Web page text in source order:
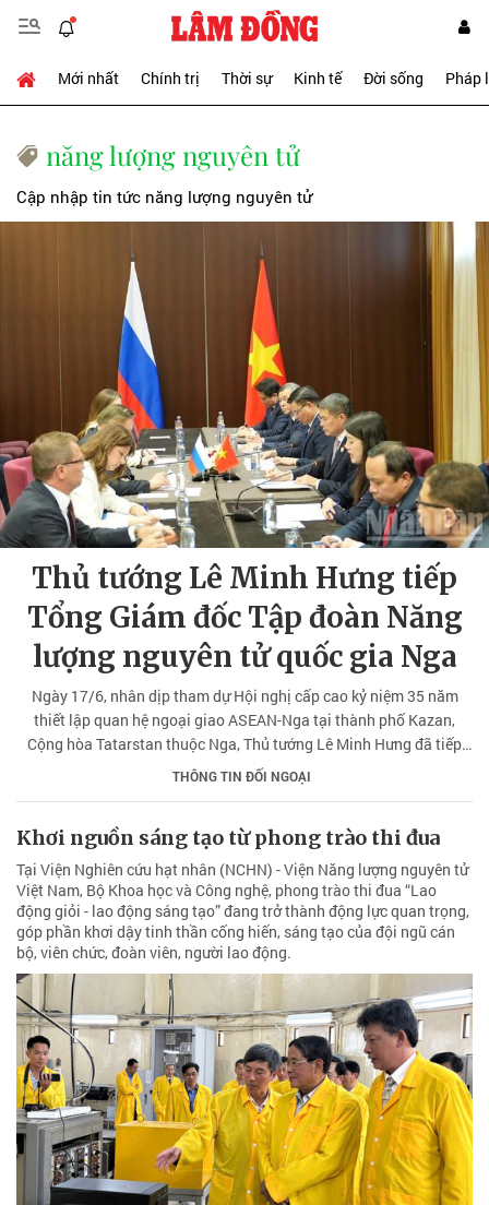
Mới nhất Chính trị Thời sự Kinh tế Đời sống Pháp
năng lượng nguyên tử
Cập nhập tin tức năng lượng nguyên tử
Thủ tướng Lê Minh Hưng tiếp
Tổng Giám đốc Tập đoàn Năng
lượng nguyên tử quốc gia Nga
Ngày 17/6, nhân dịp tham dự Hội nghị cấp cao kỷ niệm 35 năm
thiết lập quan hệ ngoại giao ASEAN-Nga tại thành phố Kazan,
Cộng hòa Tatarstan thuộc Nga, Thủ tướng Lê Minh Hưng đã tiếp
Tổng Giám đốc Tập đoàn Năng lượng nguyên tử quốc gia
(Rosatom) A. Likhachev.
THÔNG TIN ĐỐI NGOẠI
Khơi nguồn sáng tạo từ phong trào thi đua
Tại Viện Nghiên cứu hạt nhân (NCHN) - Viện Năng lượng nguyên tử
Việt Nam, Bộ Khoa học và Công nghệ, phong trào thi đua “Lao
động giỏi - lao động sáng tạo” đang trở thành động lực quan trọng,
góp phần khơi dậy tinh thần cống hiến, sáng tạo của đội ngũ cán
bộ, viên chức, đoàn viên, người lao động.